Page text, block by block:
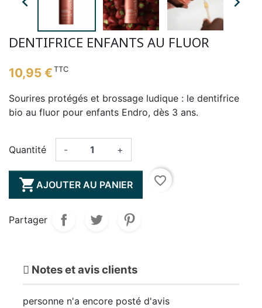
DENTIFRICE ENFANTS AU FLUOR
10,95 € TTC
Sourires protégés et brossage ludique : le dentifrice
bio au fluor pour enfants Endro, dès 3 ans.
Quantité - +
AJOUTER AU PANIER favorite_border
Partager
Notes et avis clients
personne n'a encore posté d'avis